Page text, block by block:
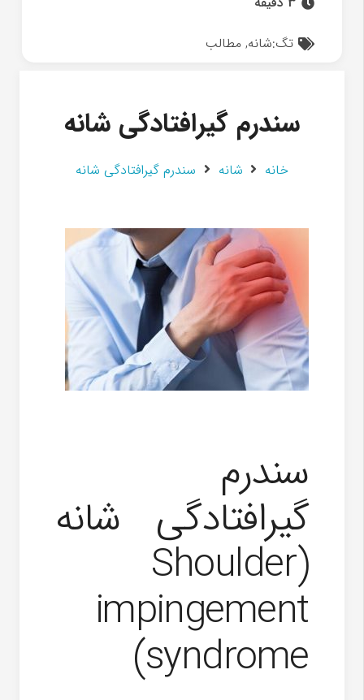
تگ:شانه,مطالب
سندرم گیرافتادگی شانه
خانه شانه سندرم گیرافتادگی شانه
سندرم
گیرافتادگی شانه
(Shoulder
impingement
syndrome)